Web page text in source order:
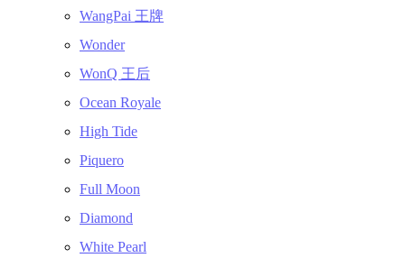
WangPai 王牌
Wonder
WonQ 王后
Ocean Royale
High Tide
Piquero
Full Moon
Diamond
White Pearl